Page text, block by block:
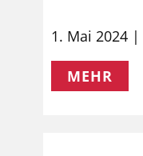
1. Mai 2024
MEHR